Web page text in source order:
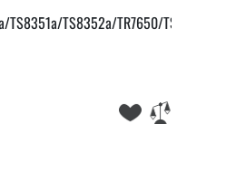
TS8352a/TR7650/TS9550a/